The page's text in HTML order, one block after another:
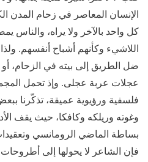
الإنسان المعاصر في زحام المدن
كل واحد بالآخر ولا يراه، والناس
اللاشيء وكأنهم أشباح أنفسهم.
ضل الطريق إلى بيته في الزحام،
عجلات عربة عجلى. وإذ تحمل
فلسفية ورؤيوية عميقة، تذكّرنا
وغوته وريلكه وكافكا، حيث يقف
بساطة الماضي الرومانسي
فإن الشاعر لا يحولها إلى